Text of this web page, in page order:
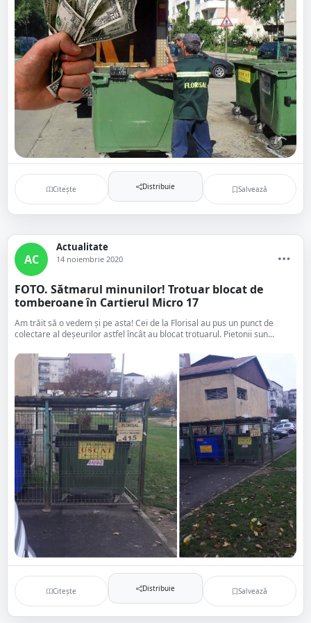
Citește Distribuie Salvează
AC
Actualitate
14 noiembrie 2020
FOTO. Sătmarul minunilor! Trotuar blocat de
tomberoane în Cartierul Micro 17
Am trăit să o vedem și pe asta! Cei de la Florisal au pus un punct de
colectare al deșeurilor astfel încât au blocat trotuarul. Pietonii sun...
Citește Distribuie Salvează